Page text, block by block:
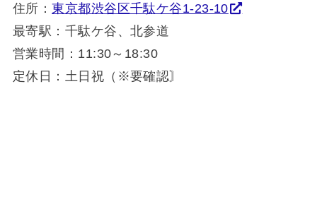
住所：東京都渋谷区千駄ケ谷1-23-10
最寄駅：千駄ケ谷、北参道
営業時間：11:30～18:30
定休日：土日祝（※要確認〙